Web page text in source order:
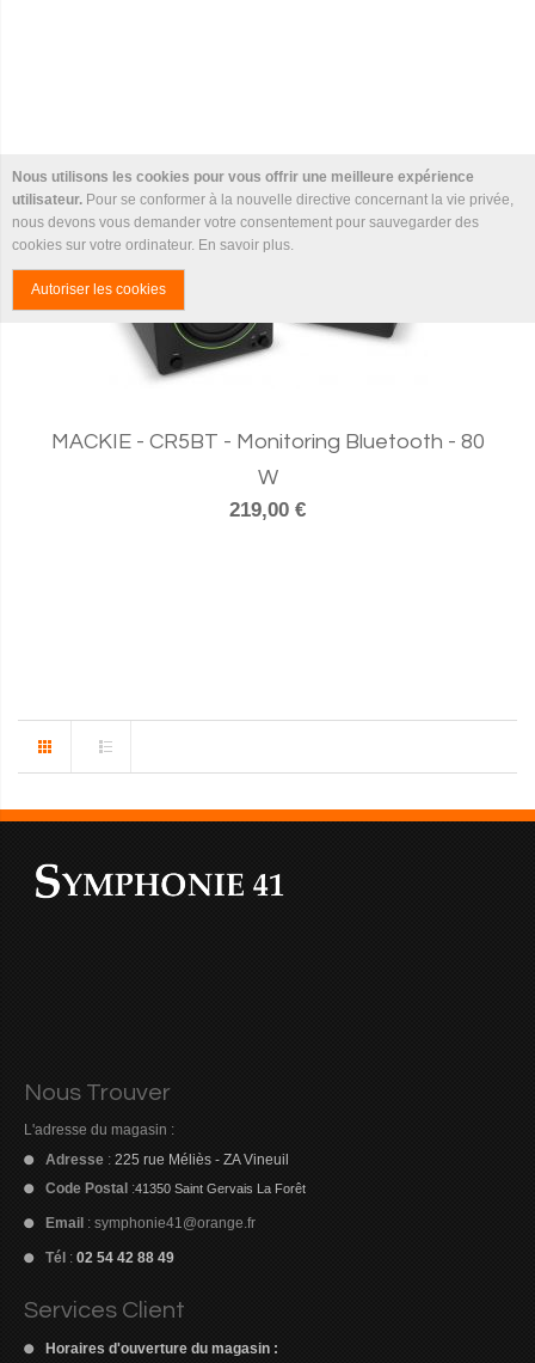
Nous utilisons les cookies pour vous offrir une meilleure expérience
utilisateur. Pour se conformer à la nouvelle directive concernant la vie privée,
nous devons vous demander votre consentement pour sauvegarder des
cookies sur votre ordinateur. En savoir plus
Autoriser les cookies
MACKIE - CR5BT - Monitoring Bluetooth - 80
W
219,00 €
Nous Trouver
L'adresse du magasin :
Adresse : 225 rue Méliès - ZA Vineuil
Code Postal :41350 Saint Gervais La Forêt
Email : symphonie41@orange.fr
Tél : 02 54 42 88 49
Services Client
Horaires d'ouverture du magasin :